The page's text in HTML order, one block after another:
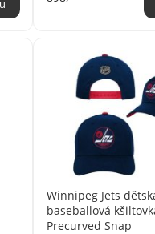
Winnipeg Jets
baseballová
Precurved Snap